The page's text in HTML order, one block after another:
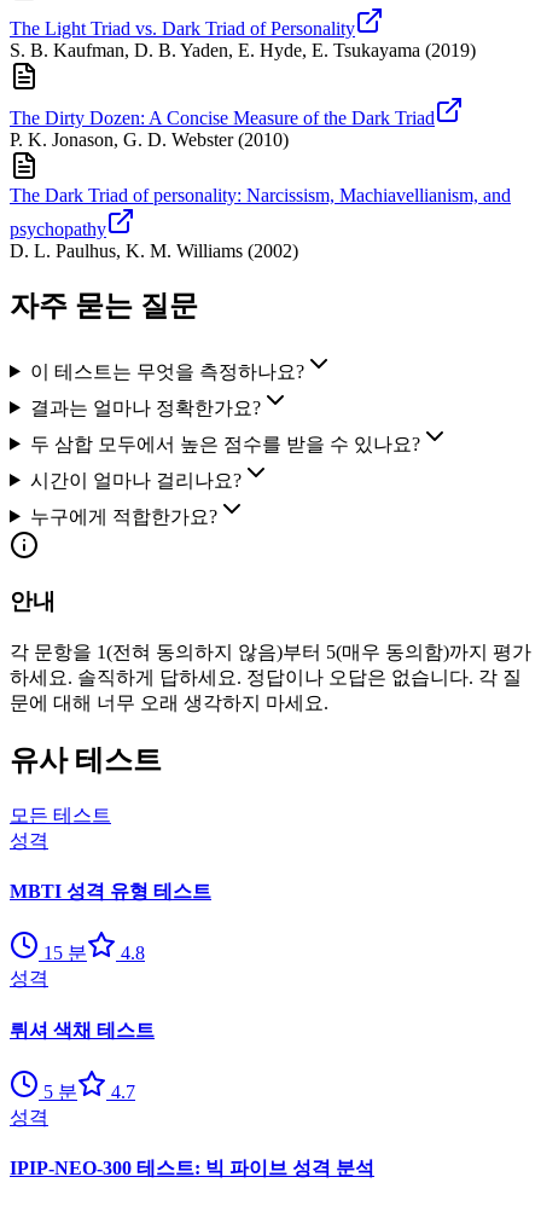
The Light Triad vs. Dark Triad of Personality
S. B. Kaufman, D. B. Yaden, E. Hyde, E. Tsukayama (2019)
The Dirty Dozen: A Concise Measure of the Dark Triad
P. K. Jonason, G. D. Webster(2010)
The Dark Triad of personality: Narcissism, Machiavellianism, and
psychopathy
D. L. Paulhus, K. M. Williams (2002)
자주 묻는 질문
이 테스트는 무엇을 측정하나요?
결과는 얼마나 정확한가요?
두 삼합 모두에서 높은 점수를 받을 수 있나요?
시간이 얼마나 걸리나요?
누구에게 적합한가요?
안내
각 문항을 1(전혀 동의하지 않음)부터 5(매우 동의함)까지 평가
하세요. 솔직하게 답하세요. 정답이나 오답은 없습니다. 각 질
문에 대해 너무 오래 생각하지 마세요.
유사 테스트
모든 테스트
성격
MBTI 성격 유형 테스트
15 분
4.8
성격
뤼셔 색채 테스트
5 분
4.7
성격
IPIP-NEO-300 테스트: 빅 파이브 성격 분석